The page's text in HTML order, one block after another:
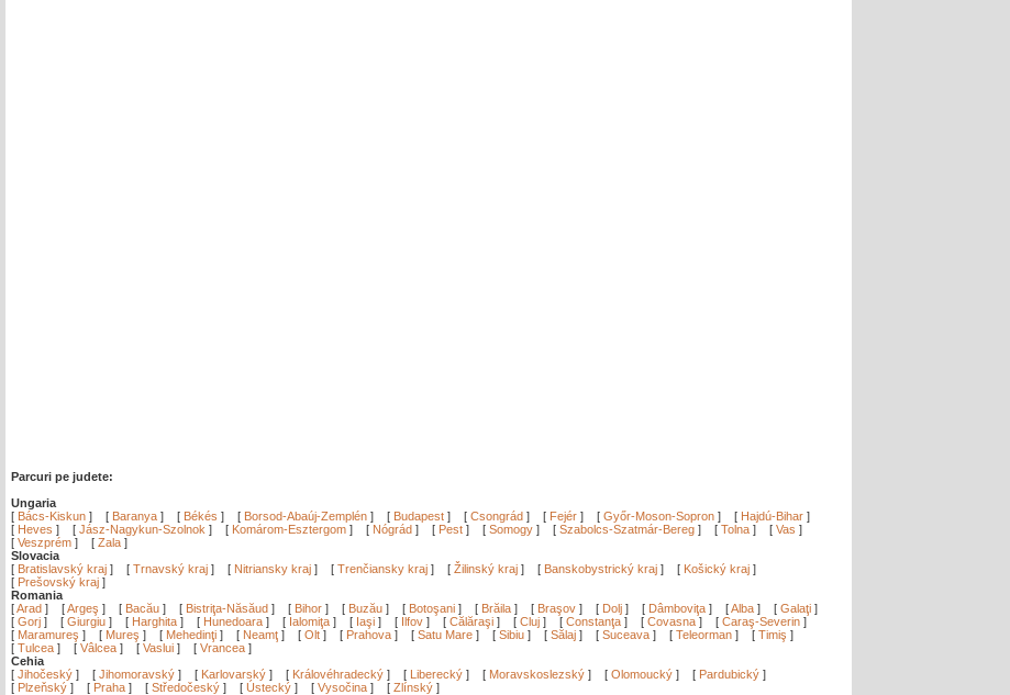
Parcuri pe judete:
Ungaria
[ Bács-Kiskun ] [ Baranya ] [ Békés ] [ Borsod-Abaúj-Zemplén ] [ Budapest ] [ Csongrád ] [ Fejér ] [ Győr-Moson-Sopron ] [ Hajdú-Bihar ]
[ Heves ] [ Jász-Nagykun-Szolnok ] [ Komárom-Esztergom ] [ Nógrád ] [ Pest ] [ Somogy ] [ Szabolcs-Szatmár-Bereg ] [ Tolna ] [ Vas ]
[ Veszprém ] [ Zala ]
Slovacia
[ Bratislavský kraj ] [ Trnavský kraj ] [ Nitriansky kraj ] [ Trenčiansky kraj ] [ Žilinský kraj ] [ Banskobystrický kraj ] [ Košický kraj ]
[ Prešovský kraj ]
Romania
[Arad ] [Argeş ] [ Bacău ] [ Bistriţa-Năsăud ] [ Bihor ] [ Buzău ] [ Botoşani ] [ Brăila ] [ Braşov ] [ Dolj ] [ Dâmboviţa ] [Alba ] [ Galaţi ]
[ Gorj ] [ Giurgiu ] [ Harghita ] [ Hunedoara ] [ Ialomiţa ] [ Iaşi ] [ Ilfov ] [ Călăraşi ] [ Cluj ] [ Constanţa ] [ Covasna ] [ Caraş-Severin ]
[ Maramureş ] [ Mureş ] [ Mehedinţi ] [ Neamţ ] [ Olt ] [ Prahova ] [ Satu Mare ] [ Sibiu ] [ Sălaj ] [ Suceava ] [ Teleorman ] [ Timiş ]
[ Tulcea ] [ Vâlcea ] [ Vaslui ] [ Vrancea ]
Cehia
[ Jihočeský ] [ Jihomoravský ] [ Karlovarský ] [ Královéhradecký ] [ Liberecký ] [ Moravskoslezský ] [ Olomoucký ] [ Pardubický ]
[ Plzeňský ] [ Praha ] [ Středočeský ] [ Ústecký ] [ Vysočina ] [ Zlínský ]